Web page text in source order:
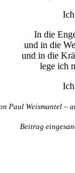
In die
und in die
und in die
lege ich
Paul Weismantel –
Beitrag